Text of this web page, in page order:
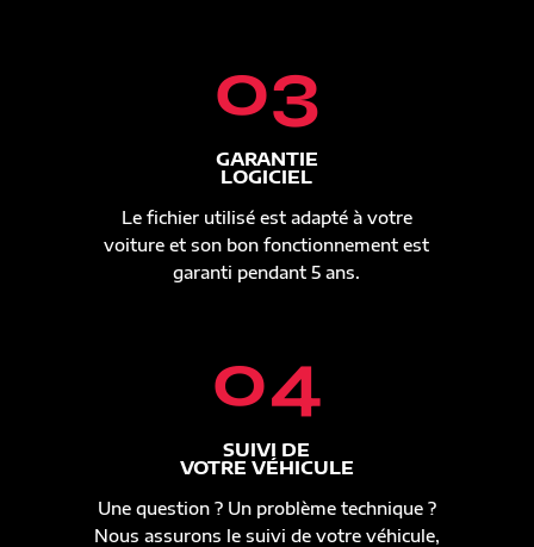
03
GARANTIE
LOGICIEL
Le fichier utilisé est adapté à votre
voiture et son bon fonctionnement est
garanti pendant 5 ans.
04
SUIVI DE
VOTRE VÉHICULE
Une question ? Un problème technique ?
Nous assurons le suivi de votre véhicule,